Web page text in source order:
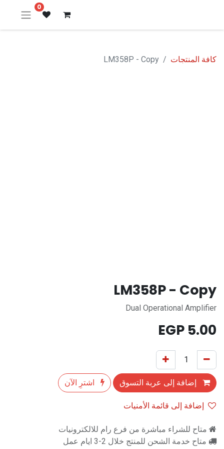
0
كافة المنتجات LM358P - Copy
LM358P - Copy
Dual Operational Amplifier
5.00
إضافة إلى عربة التسوق
اشترِ الآن
إضافة إلى قائمة الأمنيات
متاح للشراء مباشرة من فرع رام للالكترونيات
متاح خدمة الشحن للمنتج خلال 2-3 ايام عمل